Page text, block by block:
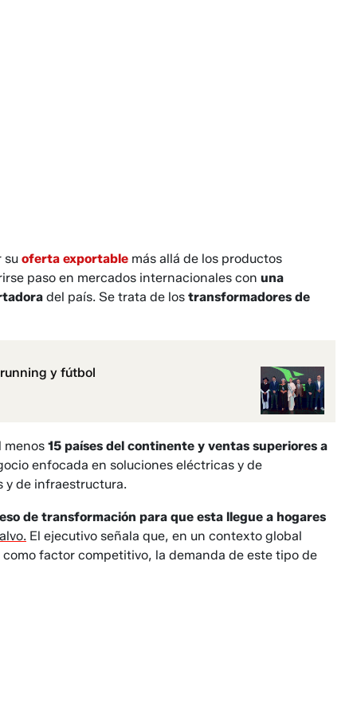
su oferta exportable más allá de los productos
paso en mercados internacionales con una
del país. Se trata de los transformadores de
y fútbol
menos 15 países del continente y ventas superiores a
enfocada en soluciones eléctricas y de
y de infraestructura.
de transformación para que esta llegue a hogares
El ejecutivo señala que, en un contexto global
factor competitivo, la demanda de este tipo de